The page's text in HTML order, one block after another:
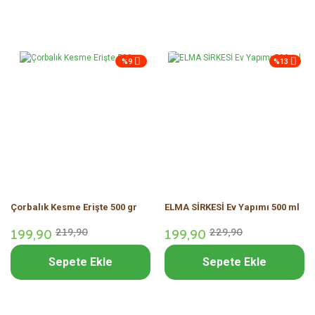
%9
Çorbalık Kesme Erişte 500 gr
199,90 219,90
Sepete Ekle
%13
ELMA SİRKESİ Ev Yapımı 500 ml
199,90 229,90
Sepete Ekle